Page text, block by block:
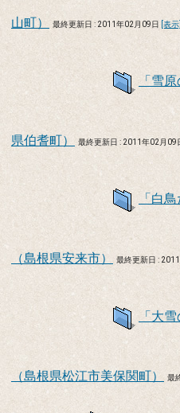
山町） 最終更新日 : 2011年02月09日 [表示]
「雪
県伯耆町） 最終更新日 : 2011年02月09
「白
（島根県安来市） 最終更新日 :
「大
（島根県松江市美保関町） 最